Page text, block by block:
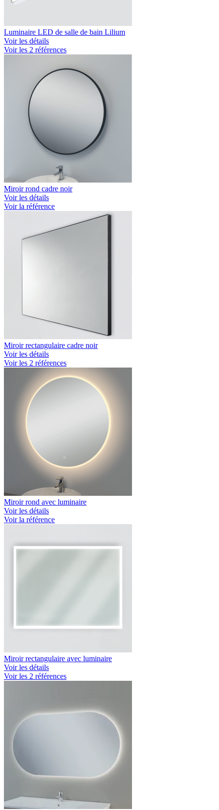
Luminaire LED de salle de bain Lilium
Voir les détails
Voir les 2 références
Miroir rond cadre noir
Voir les détails
Voir la référence
Miroir rectangulaire cadre noir
Voir les détails
Voir les 2 références
Miroir rond avec luminaire
Voir les détails
Voir la référence
Miroir rectangulaire avec luminaire
Voir les détails
Voir les 2 références